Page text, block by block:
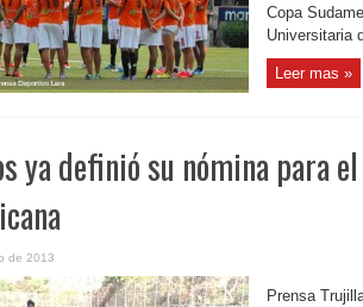
Copa
Universitaria
Leer mas »
ya definió su nómina para
de 2013
Prensa